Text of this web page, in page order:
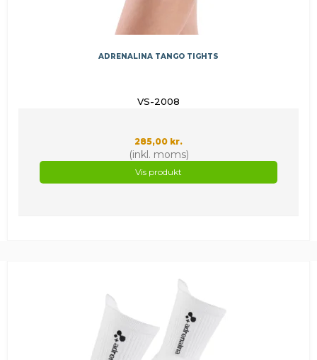
ADRENALINA TANGO TIGHTS
VS-2008
285,00 kr.
(inkl. moms)
Vis produkt